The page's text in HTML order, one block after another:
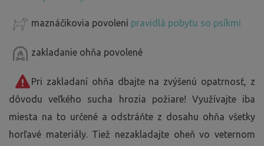
maznáčikovia povolení pravidlá pobytu so psíkmi
zakladanie ohňa povolené
Pri zakladaní ohňa dbajte na zvýšenú opatrnosť, z
dôvodu veľkého sucha hrozia požiare! Využívajte iba
miesta na to určené a odstráňte z dosahu ohňa všetky
horľavé materiály. Tiež nezakladajte oheň vo veternom